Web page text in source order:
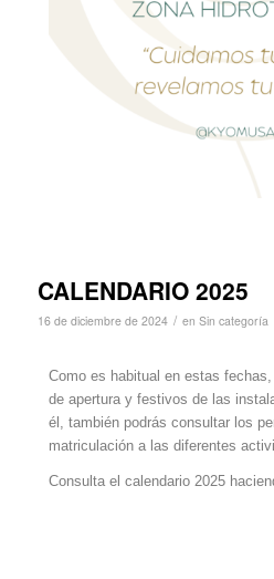
CALENDARIO 2025
16 de diciembre de 2024 / en Sin categoría
Como es habitual en estas
de apertura y festivos de las
él, también podrás consultar los
matriculación a las diferentes
Consulta el calendario 2025